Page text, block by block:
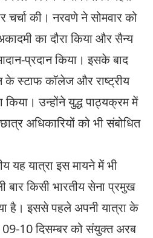
चर्चा की​​।​ ​नरवणे​ ने सोमवार को
का दौरा किया और सैन्य
प्रदान किया। ​​इसके बाद
स्टाफ कॉलेज और राष्ट्रीय
किया। ​उन्होंने युद्ध पाठ्यक्रम में
अधिकारियों को भी संबोधित
यह यात्रा इस मायने में भी
बार किसी भारतीय सेना प्रमुख
है।​ इससे पहले अपनी यात्रा के
10 दिसम्बर को संयुक्त अरब